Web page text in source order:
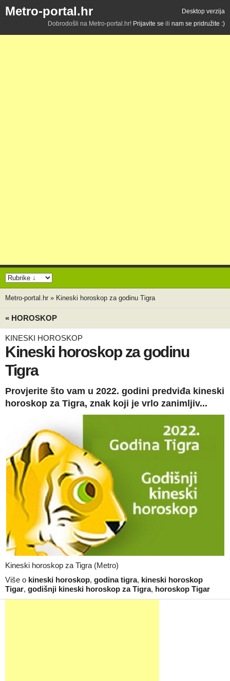
Metro-portal.hr
Desktop verzija
Dobrodošli na Metro-portal.hr! Prijavite se ili nam se pridružite :)
Metro-portal.hr » Kineski horoskop za godinu Tigra
« HOROSKOP
KINESKI HOROSKOP
Kineski horoskop za godinu
Tigra
Provjerite što vam u 2022. godini predviđa kineski
horoskop za Tigra, znak koji je vrlo zanimljiv...
Kineski horoskop za Tigra (Metro)
Više o kineski horoskop, godina tigra, kineski horoskop
Tigar, godišnji kineski horoskop za Tigra, horoskop Tigar